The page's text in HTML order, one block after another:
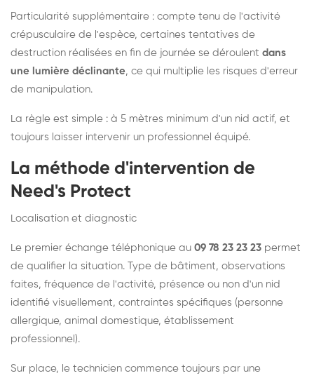
Particularité supplémentaire : compte tenu de l'activité
crépusculaire de l'espèce, certaines tentatives de
destruction réalisées en fin de journée se déroulent dans
une lumière déclinante, ce qui multiplie les risques d'erreur
de manipulation.
La règle est simple : à 5 mètres minimum d'un nid actif, et
toujours laisser intervenir un professionnel équipé.
La méthode d'intervention de
Need's Protect
Localisation et diagnostic
Le premier échange téléphonique au 09 78 23 23 23 permet
de qualifier la situation. Type de bâtiment, observations
faites, fréquence de l'activité, présence ou non d'un nid
identifié visuellement, contraintes spécifiques (personne
allergique, animal domestique, établissement
professionnel).
Sur place, le technicien commence toujours par une